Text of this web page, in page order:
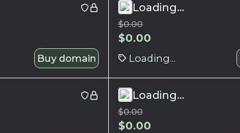
Buy domain
Loading...
$0.00
$0.00
Loading...
Loading...
$0.00
$0.00